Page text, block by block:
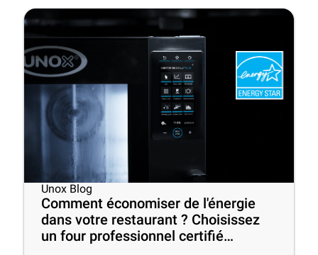
Unox Blog
Comment économiser de l'énergie
dans votre restaurant ? Choisissez
un four professionnel certifié